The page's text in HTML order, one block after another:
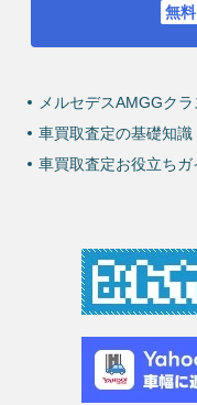
メルセデスAMGGク
車買取査定の基礎知識
車買取査定お役立ちガ